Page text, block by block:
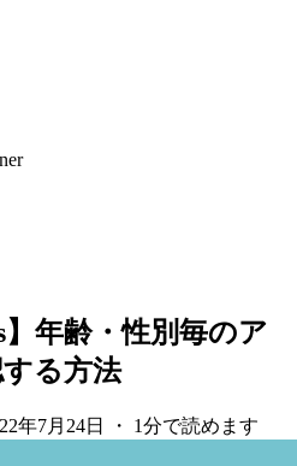
】年齢・性別毎のア
る方法
年7月24日 ・ 1分で読めます